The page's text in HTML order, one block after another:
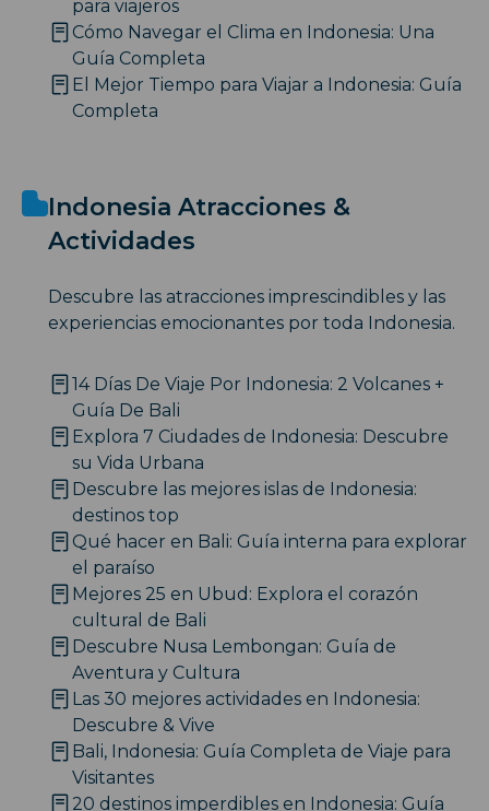
para viajeros
Cómo Navegar el Clima en Indonesia: Una
Guía Completa
El Mejor Tiempo para Viajar a Indonesia: Guía
Completa
Indonesia Atracciones &
Actividades
Descubre las atracciones imprescindibles y las
experiencias emocionantes por toda Indonesia.
14 Días De Viaje Por Indonesia: 2 Volcanes +
Guía De Bali
Explora 7 Ciudades de Indonesia: Descubre
su Vida Urbana
Descubre las mejores islas de Indonesia:
destinos top
Qué hacer en Bali: Guía interna para explorar
el paraíso
Mejores 25 en Ubud: Explora el corazón
cultural de Bali
Descubre Nusa Lembongan: Guía de
Aventura y Cultura
Las 30 mejores actividades en Indonesia:
Descubre & Vive
Bali, Indonesia: Guía Completa de Viaje para
Visitantes
20 destinos imperdibles en Indonesia: Guía